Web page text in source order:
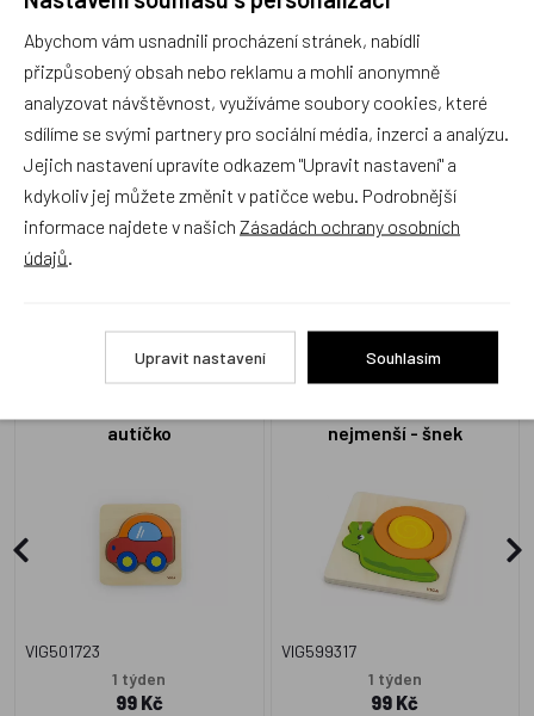
Produkt zatím nemá žádné hodnocení, buďte první, kdo
produkt ohodnotí!
Přidat hodnocení
Alternativní zboží
autíčko
VIG501723
1 týden
99 Kč
nejmenší - šnek
VIG599317
1 týden
99 Kč
Abychom vám usnadnili procházení stránek, nabídli
přizpůsobený obsah nebo reklamu a mohli anonymně
analyzovat návštěvnost, využíváme soubory cookies, které
sdílíme se svými partnery pro sociální média, inzerci a analýzu.
Jejich nastavení upravíte odkazem "Upravit nastavení" a
kdykoliv jej můžete změnit v patičce webu. Podrobnější
informace najdete v našich Zásadách ochrany osobních
údajů
Upravit nastavení Souhlasím